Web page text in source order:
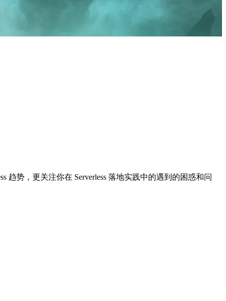
趋势，更关注你在 Serverless 落地实践中的遇到的困惑和问